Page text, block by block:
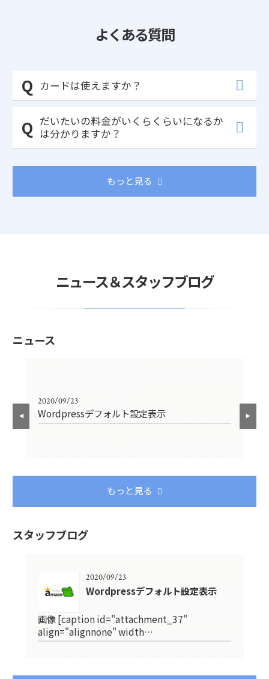
よくある質問
カードは使えますか？
だいたいの料金がいくらくらいになるか
は分かりますか？
もっと見る
ニュース＆スタッフブログ
ニュース
2020/09/23
Wordpressデフォルト設定表示
もっと見る
スタッフブログ
2020/09/23
Wordpressデフォルト設定表示
画像 [caption id="attachment_37"
align="alignnone" width…